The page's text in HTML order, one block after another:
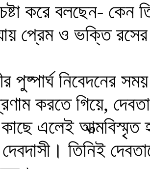
করে বলছেন-
প্রেম ও ভক্তি
পুষ্পার্ঘ নিবেদনের
করতে গিয়ে,
কাছে এলেই
দেবদাসী। তিনিই